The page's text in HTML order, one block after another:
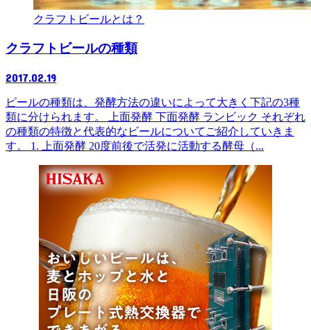
クラフトビールとは？
クラフトビールの種類
2017.02.19
ビールの種類は、発酵方法の違いによって大きく下記の3種
類に分けられます。 上面発酵 下面発酵 ランビック それぞれ
の種類の特徴と代表的なビールについてご紹介していきま
す。 1. 上面発酵 20度前後で活発に活動する酵母（...